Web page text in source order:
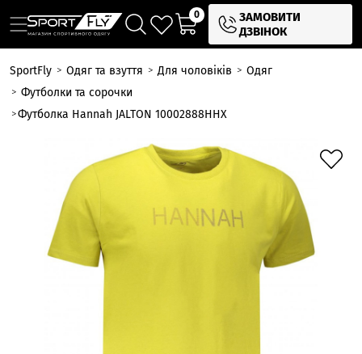
0
ЗАМОВИТИ
ДЗВІНОК
SportFly Одяг та взуття Для чоловіків
Одяг
Футболки та сорочки
Футболка Hannah JALTON 10002888HHX